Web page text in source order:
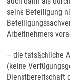
seine Beteiligung
Arbeitnehmers
– die tatsächliche
(keine
Dienstbereitschaft